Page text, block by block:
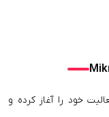
فعالیت خود را آغاز کرده و